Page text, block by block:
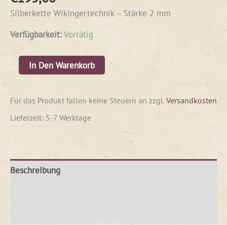
Silberkette Wikingertechnik – Stärke 2 mm
Verfügbarkeit:Vorrätig
In Den Warenkorb
Für das Produkt fallen keine Steuern an zzgl.Versandkosten
Lieferzeit: 5-7 Werktage
Beschreibung